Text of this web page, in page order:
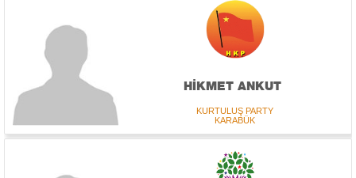
HİKMET ANKUT
KURTULUŞ PARTY
KARABÜK